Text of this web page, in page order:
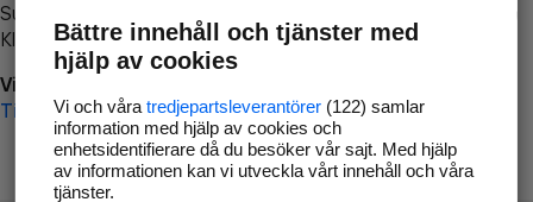
Surfa till
Klicka påTillbaka-knappen i webbläsaren och försök igen
Vi beklagar besväret!
Till startsidan
Bättre innehåll och tjänster med
hjälp av cookies
Vi och våra tredjepartsleverantörer(122) samlar
information med hjälp av cookies och
enhetsidentifierare då du besöker vår sajt. Med hjälp
av informationen kan vi utveckla vårt innehåll och våra
tjänster.